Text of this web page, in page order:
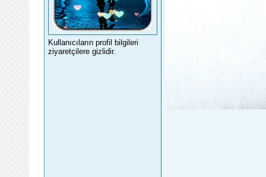
Kullanıcıların profil bilgileri
ziyaretçilere gizlidir.